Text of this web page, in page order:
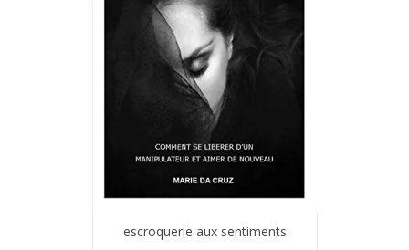
escroquerie aux sentiments